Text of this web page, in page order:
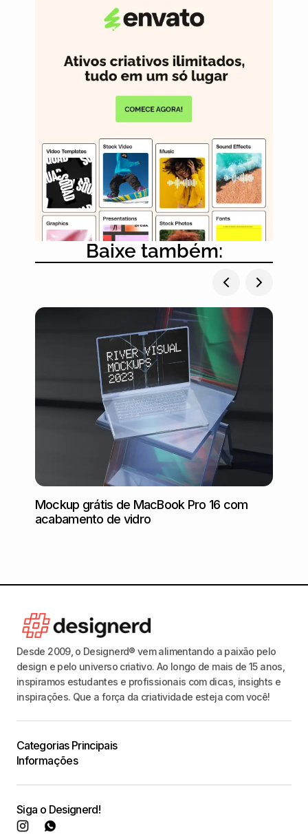
Baixe também:
Mockup grátis de MacBook Pro 16 com
acabamento de vidro
Desde 2009, o Designerd® vem alimentando a paixão pelo
design e pelo universo criativo. Ao longo de mais de 15 anos,
inspiramos estudantes e profissionais com dicas, insights e
inspirações. Que a força da criatividade esteja com você!
Categorias Principais
Informações
Siga o Designerd!